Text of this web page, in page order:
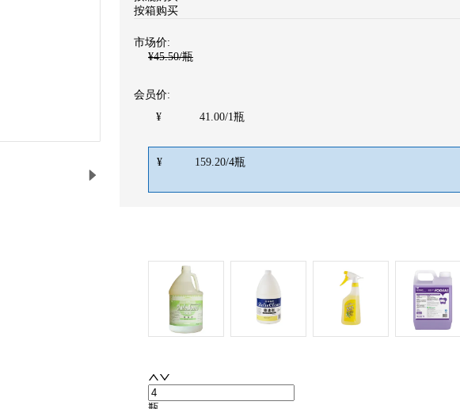
按箱购买
市场价:
¥45.50/瓶
会员价:
¥
41.00/1瓶
¥ 159.20/4瓶